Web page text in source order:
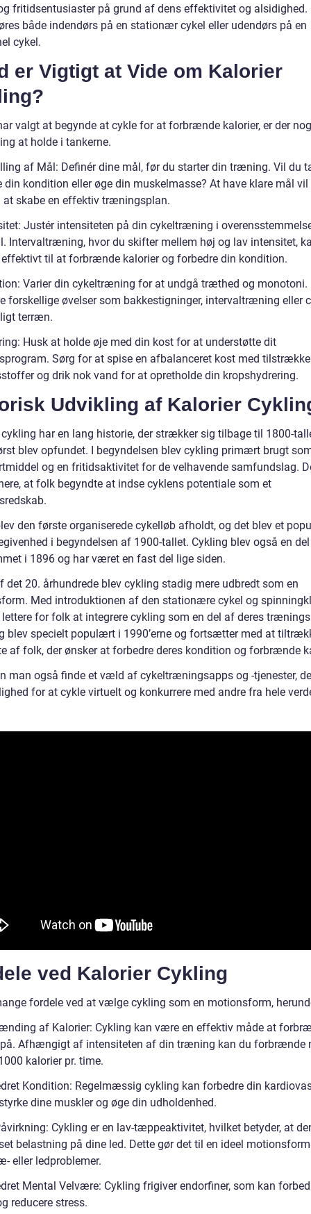
fritidsentusiaster på grund af dens effektivitet og alsidighed.
både indendørs på en stationær cykel eller udendørs på en
cykel.
er Vigtigt at Vide om Kalorier
valgt at begynde at cykle for at forbrænde kalorier, er der
at holde i tankerne.
af Mål: Definér dine mål, før du starter din træning. Vil du
din kondition eller øge din muskelmasse? At have klare mål
at skabe en effektiv træningsplan.
Justér intensiteten på din cykeltræning i
Intervaltræning, hvor du skifter mellem høj og lav intensitet,
til at forbrænde kalorier og forbedre din kondition.
Varier din cykeltræning for at undgå træthed og monotoni.
forskellige øvelser som bakkestigninger, intervaltræning eller
terræn.
Husk at holde øje med din kost for at understøtte dit
Sørg for at spise en afbalanceret kost med
og drik nok vand for at opretholde din kropshydrering.
Udvikling af Kalorier
har en lang historie, der strækker sig tilbage til 1800-
blev opfundet. I begyndelsen blev cykling primært brugt
og en fritidsaktivitet for de velhavende samfundslag.
at folk begyndte at indse cyklens potentiale som et
den første organiserede cykelløb afholdt, og det blev et
i begyndelsen af 1900-tallet. Cykling blev også en
i 1896 og har været en fast del lige siden.
det 20. århundrede blev cykling stadig mere udbredt som en
Med introduktionen af den stationære cykel og
lettere for folk at integrere cykling som en del af deres
blev specielt populært i 1990’erne og fortsætter med at
af folk, der ønsker at forbedre deres kondition og forbrænde
man også finde et væld af cykeltræningsapps og -tjenester,
for at cykle virtuelt og konkurrere med andre fra hele
ved Kalorier Cykling
fordele ved at vælge cykling som en motionsform,
af Kalorier: Cykling kan være en effektiv måde at
Afhængigt af intensiteten af din træning kan du forbrænde
kalorier pr. time.
Kondition: Regelmæssig cykling kan forbedre din
dine muskler og øge din udholdenhed.
Cykling er en lav-tæppeaktivitet, hvilket betyder, at
belastning på dine led. Dette gør det til en ideel
eller ledproblemer.
Mental Velvære: Cykling frigiver endorfiner, som kan
reducere stress.